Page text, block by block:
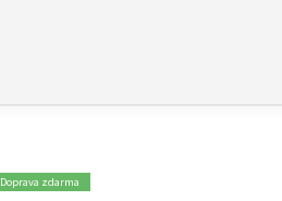
Doprava zdarma